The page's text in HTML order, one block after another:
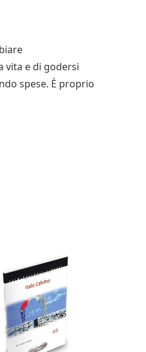
vita e di godersi
spese. È proprio